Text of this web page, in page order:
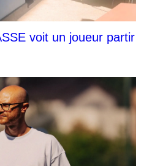
voit un joueur partir